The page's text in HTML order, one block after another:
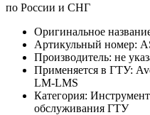
Оригинальное
Артикульный номер:
Производитель: не
Применяется в ГТУ:
LM-LMS
Категория:
обслуживания ГТУ